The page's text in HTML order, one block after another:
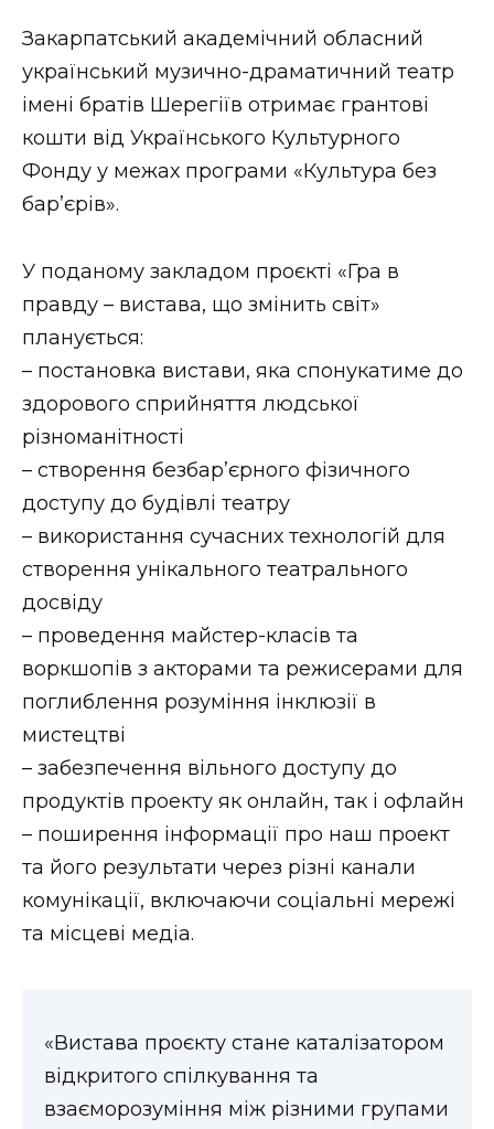
Втрачений Ужгород (відеоверсія)
ЗАКАРПАТСЬКІ НОВИНИ
НОВИНИ ЗАХІДНОЇ УКРАЇНИ
ФОТО
ВІДЕО
Закарпатський академічний обласний
український музично-драматичний театр
імені братів Шерегіїв отримає грантові
кошти від Українського Культурного
Фонду у межах програми «Культура без
бар’єрів».
У поданому закладом проєкті «Гра в
правду – вистава, що змінить світ»
планується:
– постановка вистави, яка спонукатиме до
здорового сприйняття людської
різноманітності
– створення безбар’єрного фізичного
доступу до будівлі театру
– використання сучасних технологій для
створення унікального театрального
досвіду
– проведення майстер-класів та
воркшопів з акторами та режисерами для
поглиблення розуміння інклюзії в
мистецтві
– забезпечення вільного доступу до
продуктів проекту як онлайн, так і офлайн
– поширення інформації про наш проект
та його результати через різні канали
комунікації, включаючи соціальні мережі
та місцеві медіа.
«Вистава проєкту стане каталізатором
відкритого спілкування та
взаєморозуміння між різними групами